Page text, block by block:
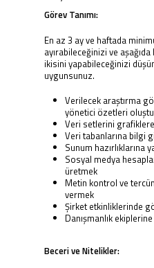
Görev Tanımı:
En az 3 ay ve haftada
ayırabileceğinizi ve
ikisini yapabileceğinizi
uygunsunuz.
Verilecek araştırma
yönetici özetleri
Veri setlerini
Veri tabanlarına bilgi
Sunum hazırlıklarına
Sosyal medya
üretmek
Metin kontrol ve
vermek
Şirket etkinliklerinde
Danışmanlık
Beceri ve Nitelikler: